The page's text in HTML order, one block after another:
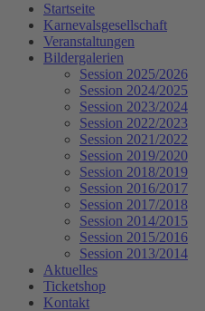
Startseite
Karnevalsgesellschaft
Veranstaltungen
Bildergalerien
Session 2025/2026
Session 2024/2025
Session 2023/2024
Session 2022/2023
Session 2021/2022
Session 2019/2020
Session 2018/2019
Session 2016/2017
Session 2017/2018
Session 2014/2015
Session 2015/2016
Session 2013/2014
Aktuelles
Ticketshop
Kontakt